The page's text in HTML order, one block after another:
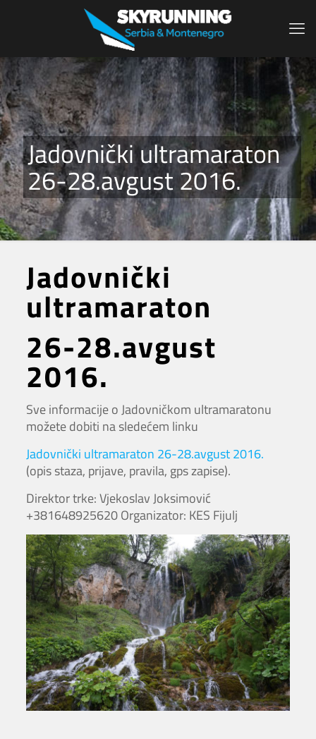
Jadovnički ultramaraton
26-28.avgust 2016.
Jadovnički
ultramaraton
26-28.avgust
2016.
Sve informacije o Jadovničkom ultramaratonu
možete dobiti na sledećem linku
Jadovnički ultramaraton 26-28.avgust 2016.
(opis staza, prijave, pravila, gps zapise).
Direktor trke: Vjekoslav Joksimović
+381648925620 Organizator: KES Fijulj